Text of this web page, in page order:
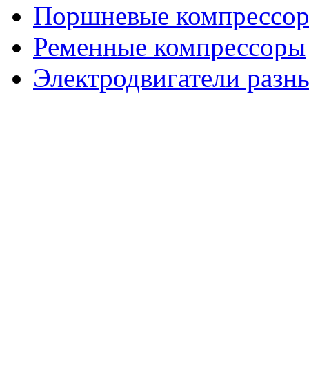
Поршневые
Ременные компрессоры
Электродвигатели